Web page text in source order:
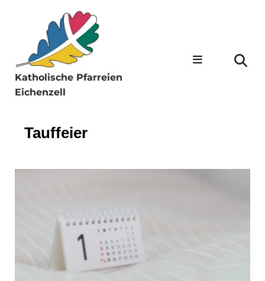
Katholische Pfarreien
Eichenzell
Tauffeier